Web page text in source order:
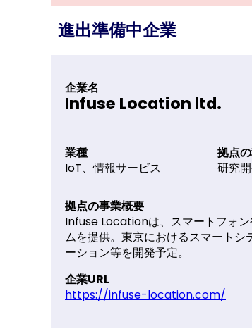
進出準備中企業
企業名
Infuse Location ltd.
業種
IoT、情報サービス 研
拠点の事業概要
Infuse Locationは、スマートフォ
ムを提供。東京におけるスマート
ーション等を開発予定。
企業URL
https://infuse-location.com/